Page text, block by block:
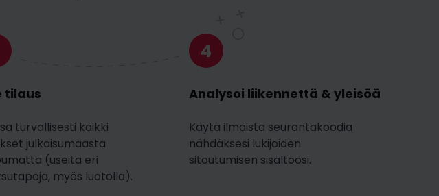
tilaus
turvallisesti kaikki
julkaisumaasta
(useita eri
myös luotolla).
4
Analysoi liikennettä & yleisöä
Käytä ilmaista seurantakoodia
nähdäksesi lukijoiden
sitoutumisen sisältöösi.